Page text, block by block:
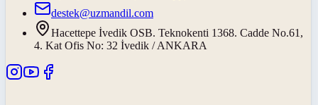
destek@uzmandil.com
Hacettepe İvedik OSB. Teknokenti 1368. Cadde No.61,
4. Kat Ofis No: 32 İvedik / ANKARA